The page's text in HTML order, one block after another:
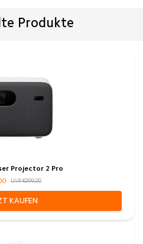
Produkte
Projector 2 Pro
UVP €999,00
KAUFEN